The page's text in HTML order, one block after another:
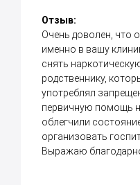
Отзыв:
Очень доволен, что
именно в вашу
снять
родственнику,
употреблял
первичную помощь
облегчили
организовать
Выражаю